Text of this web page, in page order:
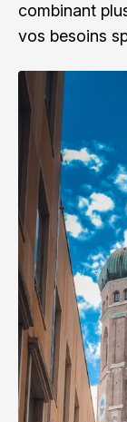
combinant
vos besoins